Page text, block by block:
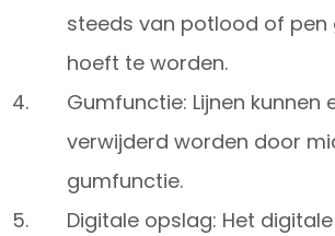
steeds van potlood of pen
hoeft te worden.
Gumfunctie: Lijnen kunnen
verwijderd worden door
gumfunctie.
Digitale opslag: Het